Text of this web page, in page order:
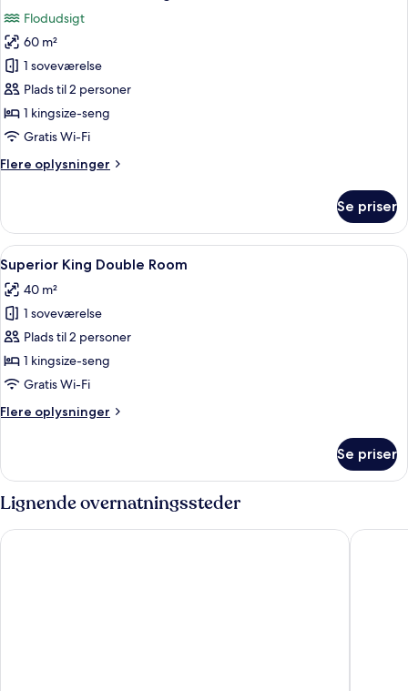
billeder
af
Presidential-
suite
-
udsigt
flod
Flodudsigt
60 m²
1 soveværelse
Plads til 2 personer
1 kingsize-seng
Gratis Wi-Fi
Flere oplysninger
Flere
suite
udsigt
flod
Se priser
Indlæs
alle
billeder
af
Superior
King
Double
En rummelig stue med trægulv i
7
Superior King Double Room
40 m²
1 soveværelse
Plads til 2 personer
1 kingsize-seng
Gratis Wi-Fi
Flere oplysninger
Flere
King
Double
Room
Se priser
Lignende overnatningssteder
Palazzo Alfieri Residenza d’epoca Hotel